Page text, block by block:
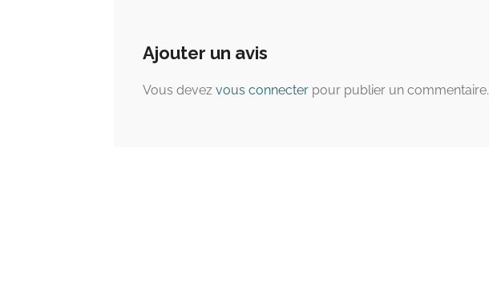
Ajouter un avis
Vous devez vous connecter pour publier un commentaire.